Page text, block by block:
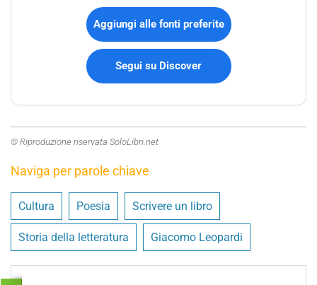
Aggiungi alle fonti preferite
Segui su Discover
© Riproduzione riservata SoloLibri.net
Naviga per parole chiave
Cultura Poesia Scrivere un libro
Storia della letteratura Giacomo Leopardi